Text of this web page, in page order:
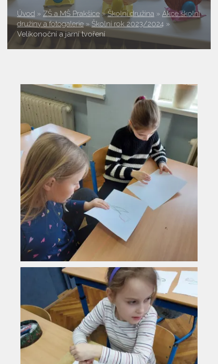
Úvod » ZŠ a MŠ Prakšice » Školní družina » Akce školní
družiny a fotogalerie » Školní rok 2023/2024 »
Velikonoční a jarní tvoření